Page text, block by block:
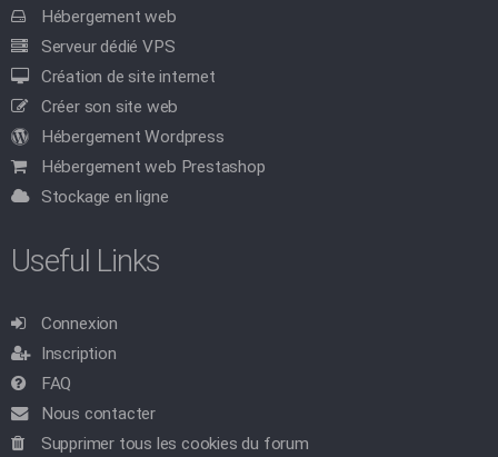
Hébergement web
Serveur dédié VPS
Création de site internet
Créer son site web
Hébergement Wordpress
Hébergement web Prestashop
Stockage en ligne
Useful Links
Connexion
Inscription
FAQ
Nous contacter
Supprimer tous les cookies du forum